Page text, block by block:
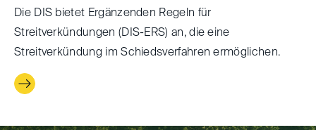
Die DIS bietet Ergänzenden Regeln für
Streitverkündungen (DIS-ERS) an, die eine
Streitverkündung im Schiedsverfahren ermöglichen.